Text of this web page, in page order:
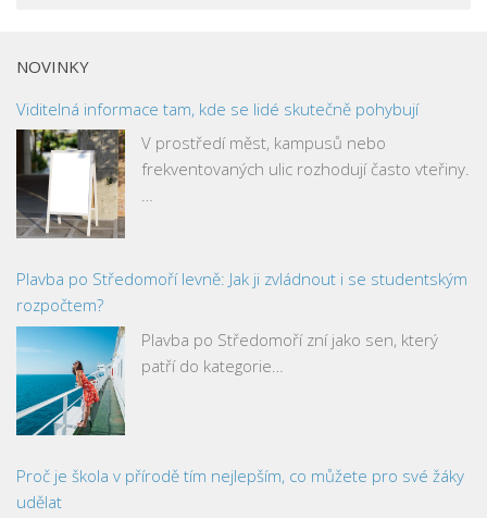
NOVINKY
Viditelná informace tam, kde se lidé skutečně pohybují
V prostředí měst, kampusů nebo
frekventovaných ulic rozhodují často vteřiny.
…
Plavba po Středomoří levně: Jak ji zvládnout i se studentským
rozpočtem?
Plavba po Středomoří zní jako sen, který
patří do kategorie…
Proč je škola v přírodě tím nejlepším, co můžete pro své žáky
udělat